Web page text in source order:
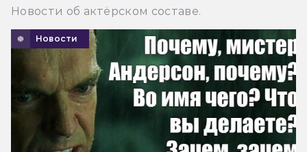
Новости об актёрском составе.
Новости